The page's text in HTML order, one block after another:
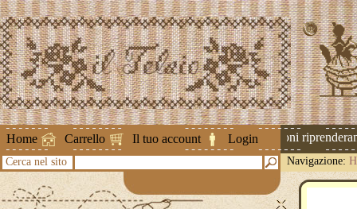
Home Carrello Il tuo account Login
Attenzione ! Le spedizioni
Cerca nel sito Navigazione: